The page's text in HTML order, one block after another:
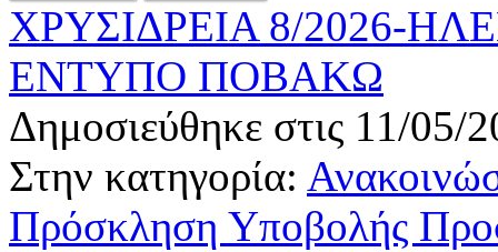
ΧΡΥΣΙΔΡΕΙΑ 8/2026-
ΕΝΤΥΠΟ ΠΟΒΑΚΩ
Δημοσιεύθηκε στις 11/05/
Στην κατηγορία:
Πρόσκληση Υποβολής